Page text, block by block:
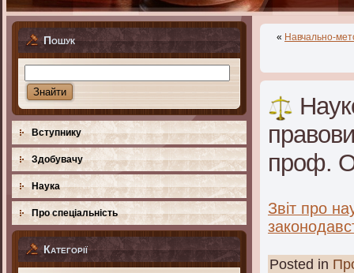
Пошук
Вступнику
Здобувачу
Наука
Про спеціальність
Категорії
« Навчально-
проф.
Звіт про
Posted in